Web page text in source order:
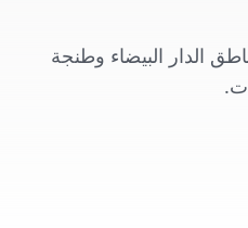
الدار البيضاء وطنجة